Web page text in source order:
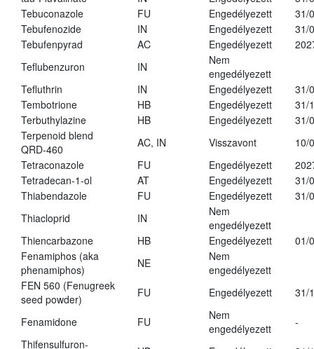
Tebuconazole
FU Engedélyezett
31/
Tebufenozide
IN Engedélyezett
31/
Tebufenpyrad
AC Engedélyezett
Teflubenzuron
IN
Nem
engedélyezett
Tefluthrin
IN Engedélyezett
31/
Tembotrione
HB Engedélyezett
31/
Terbuthylazine
HB Engedélyezett
31/
Terpenoid blend
QRD-460
AC, IN Visszavont
10/
Tetraconazole
FU Engedélyezett
Tetradecan-1-ol
AT Engedélyezett
31/
Thiabendazole
FU Engedélyezett
31/
Thiacloprid
IN
Nem
engedélyezett
Thiencarbazone
HB Engedélyezett
01/
Fenamiphos (aka
phenamiphos)
NE
Nem
engedélyezett
FEN 560 (Fenugreek
seed powder)
FU Engedélyezett 31/
Fenamidone FU
Nem
engedélyezett
-
Thifensulfuron-